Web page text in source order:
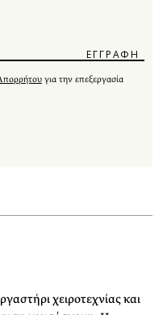
για την επεξεργασία
χειροτεχνίας και